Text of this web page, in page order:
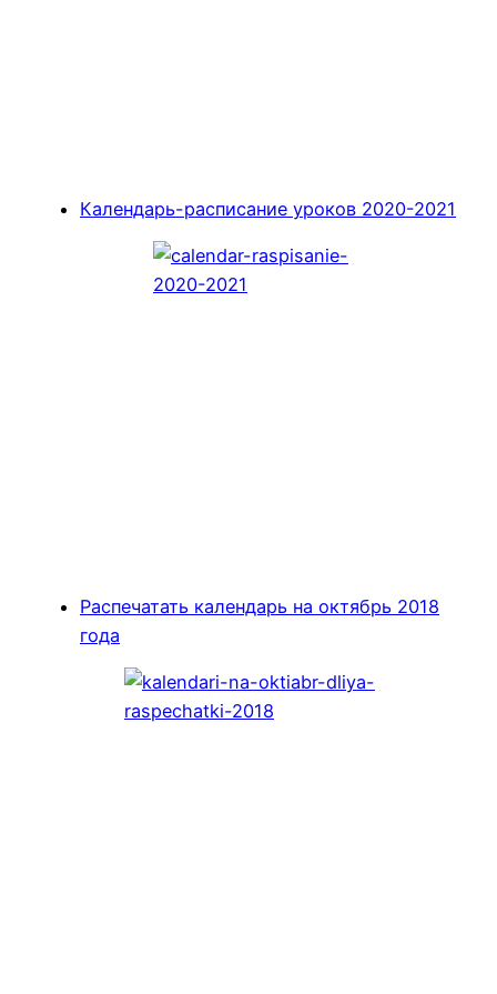
Календарь-расписание уроков 2020-2021
Распечатать календарь на октябрь 2018
года